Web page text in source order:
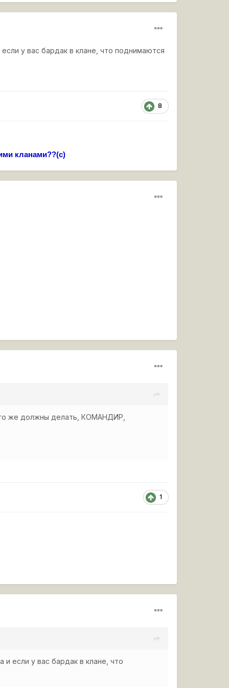
у вас бардак в клане, что поднимаются
8
кланами??(с)
же должны делать, КОМАНДИР,
1
и если у вас бардак в клане, что